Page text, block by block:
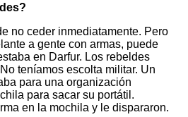
no ceder inmediatamente. Pero
a gente con armas, puede
en Darfur. Los rebeldes
teníamos escolta militar. Un
para una organización
para sacar su portátil.
en la mochila y le dispararon.